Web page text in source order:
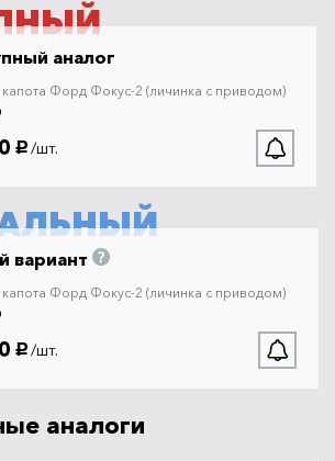
аналог
Форд Фокус-2 (личинка с приводом)
руб. /шт.
вариант
Форд Фокус-2 (личинка с приводом)
руб. /шт.
аналоги